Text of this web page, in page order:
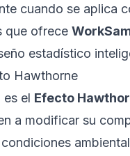
cuando se aplica
que ofrece
estadístico
Hawthorne
el Efecto
a modificar su